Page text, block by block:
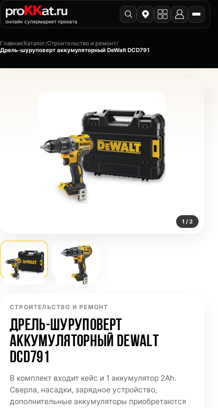
онлайн супермаркет проката
Главная/Каталог/Строительство и ремонт/
Дрель-шуруповерт аккумуляторный DeWalt DCD791
1 / 2
СТРОИТЕЛЬСТВО И РЕМОНТ
ДРЕЛЬ-ШУРУПОВЕРТ
АККУМУЛЯТОРНЫЙ DEWALT
DCD791
В комплект входит кейс и 1 аккумулятор 2Ah.
Сверла, насадки, зарядное устройство,
дополнительные аккумуляторы приобретаются